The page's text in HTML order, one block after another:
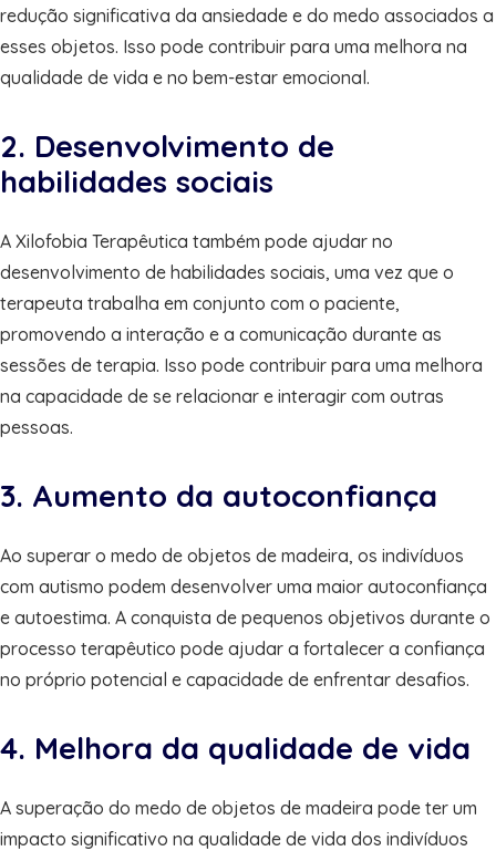
redução significativa da ansiedade e do medo associados a
esses objetos. Isso pode contribuir para uma melhora na
qualidade de vida e no bem-estar emocional.
2. Desenvolvimento de
habilidades sociais
A Xilofobia Terapêutica também pode ajudar no
desenvolvimento de habilidades sociais, uma vez que o
terapeuta trabalha em conjunto com o paciente,
promovendo a interação e a comunicação durante as
sessões de terapia. Isso pode contribuir para uma melhora
na capacidade de se relacionar e interagir com outras
pessoas.
3. Aumento da autoconfiança
Ao superar o medo de objetos de madeira, os indivíduos
com autismo podem desenvolver uma maior autoconfiança
e autoestima. A conquista de pequenos objetivos durante o
processo terapêutico pode ajudar a fortalecer a confiança
no próprio potencial e capacidade de enfrentar desafios.
4. Melhora da qualidade de vida
A superação do medo de objetos de madeira pode ter um
impacto significativo na qualidade de vida dos indivíduos